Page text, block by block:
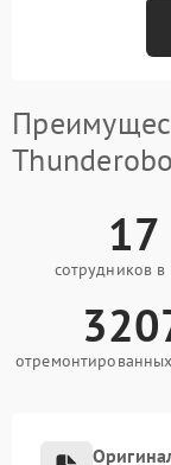
17
сотрудников в